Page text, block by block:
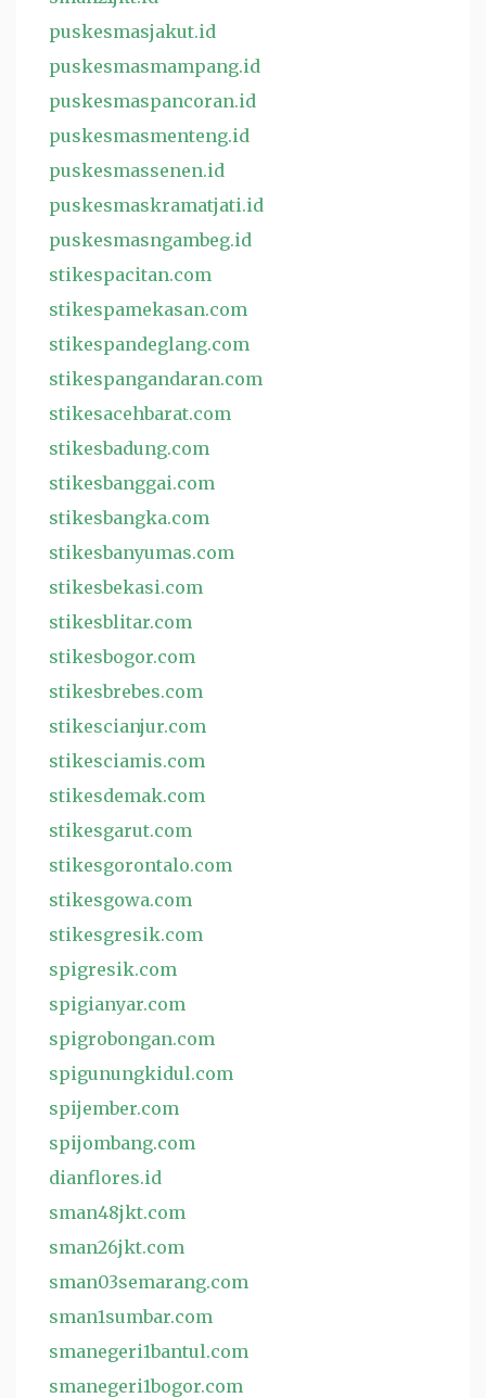
puskesmasjakut.id
puskesmasmampang.id
puskesmaspancoran.id
puskesmasmenteng.id
puskesmassenen.id
puskesmaskramatjati.id
puskesmasngambeg.id
stikespacitan.com
stikespamekasan.com
stikespandeglang.com
stikespangandaran.com
stikesacehbarat.com
stikesbadung.com
stikesbanggai.com
stikesbangka.com
stikesbanyumas.com
stikesbekasi.com
stikesblitar.com
stikesbogor.com
stikesbrebes.com
stikescianjur.com
stikesciamis.com
stikesdemak.com
stikesgarut.com
stikesgorontalo.com
stikesgowa.com
stikesgresik.com
spigresik.com
spigianyar.com
spigrobongan.com
spigunungkidul.com
spijember.com
spijombang.com
dianflores.id
sman48jkt.com
sman26jkt.com
sman03semarang.com
sman1sumbar.com
smanegeri1bantul.com
smanegeri1bogor.com